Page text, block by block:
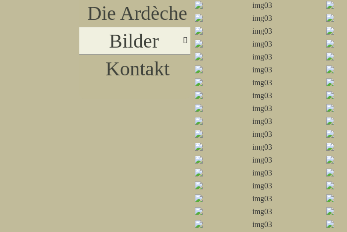
Die Ardèche
Bilder
Kontakt